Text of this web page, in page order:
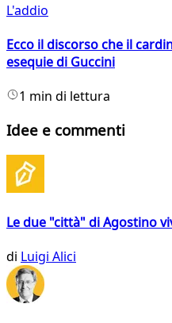
L'addio
Ecco il discorso che il
esequie di Guccini
1 min di lettura
Idee e commenti
Le due "città" di Agostino
di Luigi Alici